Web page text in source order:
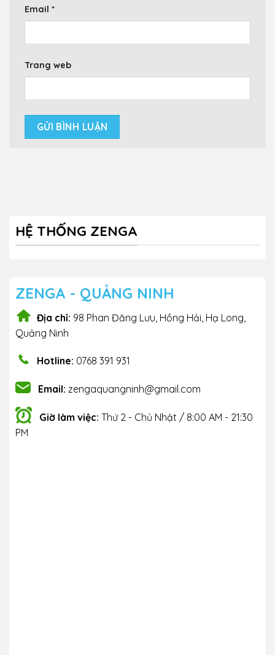
Email *
Trang web
HỆ THỐNG ZENGA
ZENGA - QUẢNG NINH
Địa chỉ: 98 Phan Đăng Lưu, Hồng Hải, Hạ Long,
Quảng Ninh
Hotline: 0768 391 931
Email: zengaquangninh@gmail.com
Giờ làm việc: Thứ 2 - Chủ Nhật / 8:00 AM - 21:30
PM